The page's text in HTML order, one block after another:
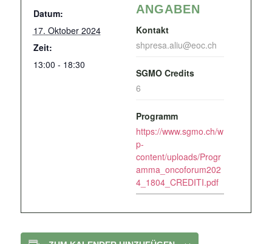
Datum:
17. Oktober 2024
Zeit:
13:00 - 18:30
ANGABEN
Kontakt
shpresa.aliu@eoc.ch
SGMO Credits
6
Programm
https://www.sgmo.ch/w
p-
content/uploads/Progr
amma_oncoforum202
4_1804_CREDITI.pdf